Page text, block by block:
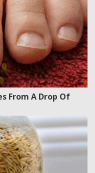
From A Drop Of